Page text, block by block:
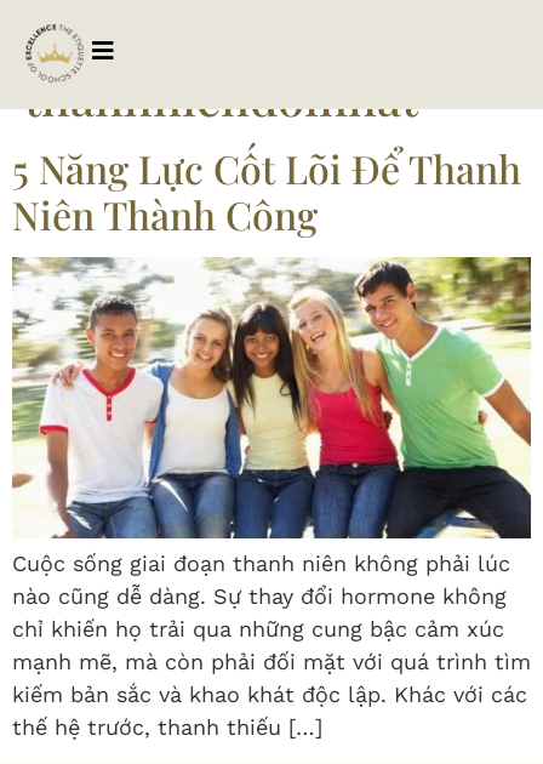
Tag:
thanhniendoinhat
5 Năng Lực Cốt Lõi Để Thanh
Niên Thành Công
Cuộc sống giai đoạn thanh niên không phải lúc
nào cũng dễ dàng. Sự thay đổi hormone không
chỉ khiến họ trải qua những cung bậc cảm xúc
mạnh mẽ, mà còn phải đối mặt với quá trình tìm
kiếm bản sắc và khao khát độc lập. Khác với các
thế hệ trước, thanh thiếu […]